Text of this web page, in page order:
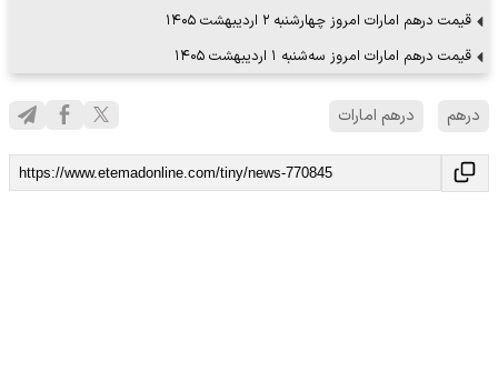
قیمت درهم امارات امروز چهارشنبه ۲ اردیبهشت ۱۴۰۵
قیمت درهم امارات امروز سه‌شنبه ۱ اردیبهشت ۱۴۰۵
درهم درهم امارات